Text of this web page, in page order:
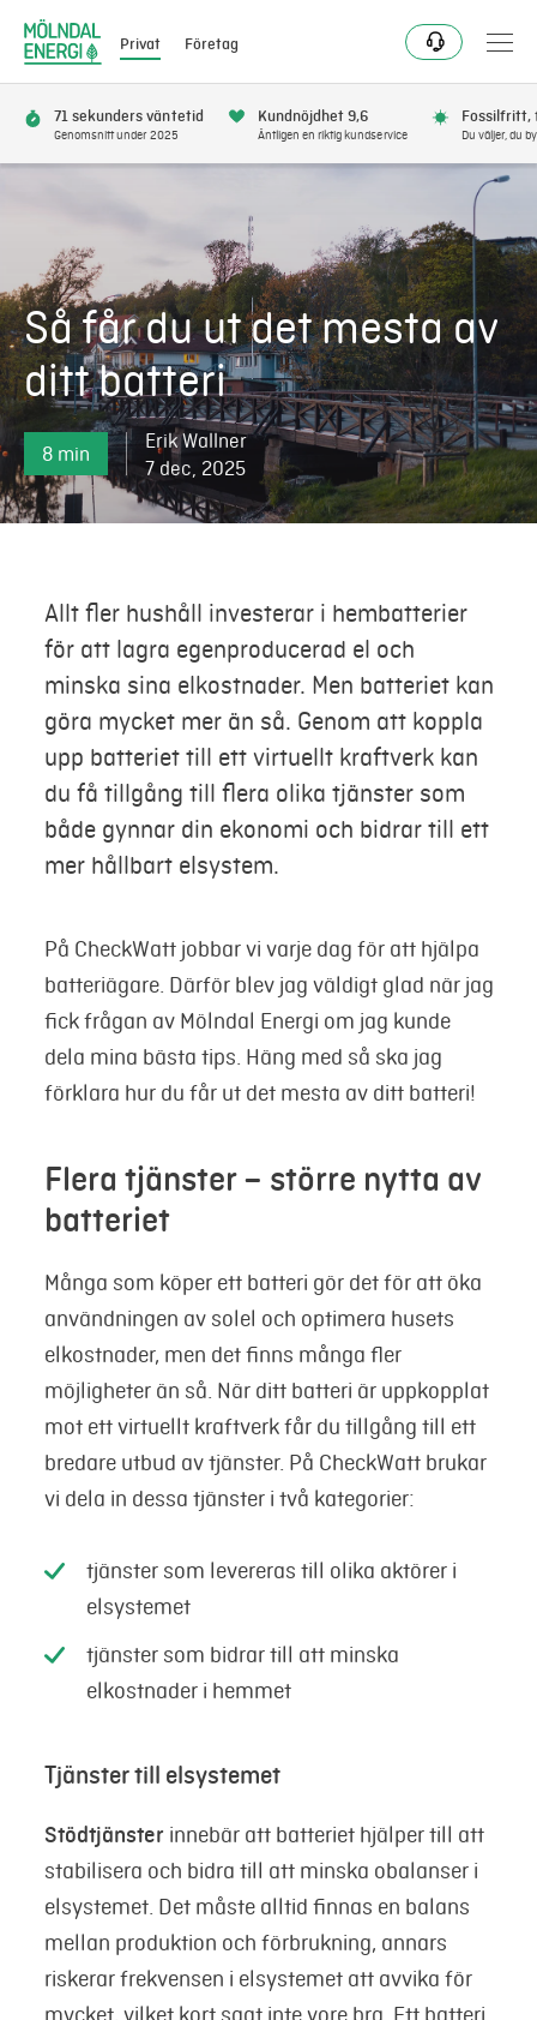
Privat Företag
Flytta
Förnya
Se avbrott
Få bonus
Elnät
Logga in
Mina sidor
71 sekunders väntetid
Genomsnitt under 2025
Kundnöjdhet 9,6
Äntligen en riktig kundservice
Fossilfritt,
Du väljer, du
Så får du ut det mesta av
ditt batteri
8 min
Erik Wallner
7 dec, 2025
Allt fler hushåll investerar i hembatterier
för att lagra egenproducerad el och
minska sina elkostnader. Men batteriet kan
göra mycket mer än så. Genom att koppla
upp batteriet till ett virtuellt kraftverk kan
du få tillgång till flera olika tjänster som
både gynnar din ekonomi och bidrar till ett
mer hållbart elsystem.
På CheckWatt jobbar vi varje dag för att hjälpa
batteriägare. Därför blev jag väldigt glad när jag
fick frågan av Mölndal Energi om jag kunde
dela mina bästa tips. Häng med så ska jag
förklara hur du får ut det mesta av ditt batteri!
Flera tjänster – större nytta av
batteriet
Många som köper ett batteri gör det för att öka
användningen av solel och optimera husets
elkostnader, men det finns många fler
möjligheter än så. När ditt batteri är uppkopplat
mot ett virtuellt kraftverk får du tillgång till ett
bredare utbud av tjänster. På CheckWatt brukar
vi dela in dessa tjänster i två kategorier:
tjänster som levereras till olika aktörer i
elsystemet
tjänster som bidrar till att minska
elkostnader i hemmet
Tjänster till elsystemet
Stödtjänsterinnebär att batteriet hjälper till att
stabilisera och bidra till att minska obalanser i
elsystemet. Det måste alltid finnas en balans
mellan produktion och förbrukning, annars
riskerar frekvensen i elsystemet att avvika för